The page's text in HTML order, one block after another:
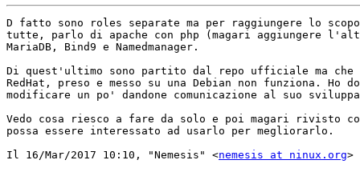
D fatto sono roles separate ma per raggiungere lo
tutte, parlo di apache con php (magari aggiungere
MariaDB, Bind9 e Namedmanager.
Di quest'ultimo sono partito dal repo ufficiale ma che
RedHat, preso e messo su una Debian non funziona. Ho
modificare un po' dandone comunicazione al suo
Vedo cosa riesco a fare da solo e poi magari rivisto
possa essere interessato ad usarlo per megliorarlo.
Il 16/Mar/2017 10:10, "Nemesis" <nemesis at ninux.org>